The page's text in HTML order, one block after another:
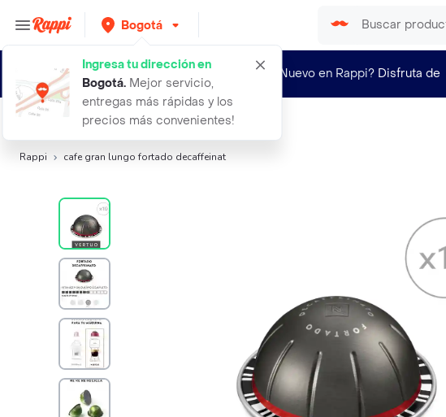
Bogotá
Ingresa tu dirección en
Bogotá. Mejor servicio,
entregas más rápidas y los
precios más convenientes!
¿Nuevo en Rappi? Disfruta de
Búsquedas relacionadas:Café,Nespresso
Rappi cafe gran lungo fortado decaffeinat